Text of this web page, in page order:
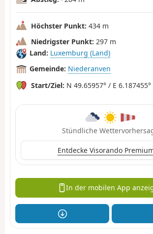
Höchster Punkt: 434 m
Niedrigster Punkt: 297 m
Land: Luxemburg (Land)
Gemeinde: Niederanven
Start/Ziel: N 49.65957° / E 6.187455°
Stündliche
Entdecke Visorando
In der mobilen App